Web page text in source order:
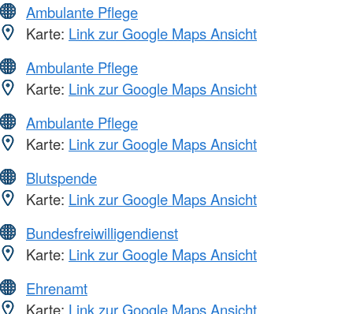
Ambulante Pflege
Karte: Link zur Google Maps Ansicht
Ambulante Pflege
Karte: Link zur Google Maps Ansicht
Ambulante Pflege
Karte: Link zur Google Maps Ansicht
Blutspende
Karte: Link zur Google Maps Ansicht
Bundesfreiwilligendienst
Karte: Link zur Google Maps Ansicht
Ehrenamt
Karte: Link zur Google Maps Ansicht